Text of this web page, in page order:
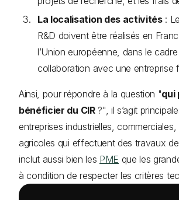
La localisation des activités:
R&D doivent être réalisés en
l’Union européenne, dans le cadre
collaboration avec une entreprise
Ainsi, pour répondre à la question "qui
bénéficier du CIR?", il s’agit
entreprises industrielles,
agricoles qui effectuent des travaux de
inclut aussi bien les PME que les
à condition de respecter les critères